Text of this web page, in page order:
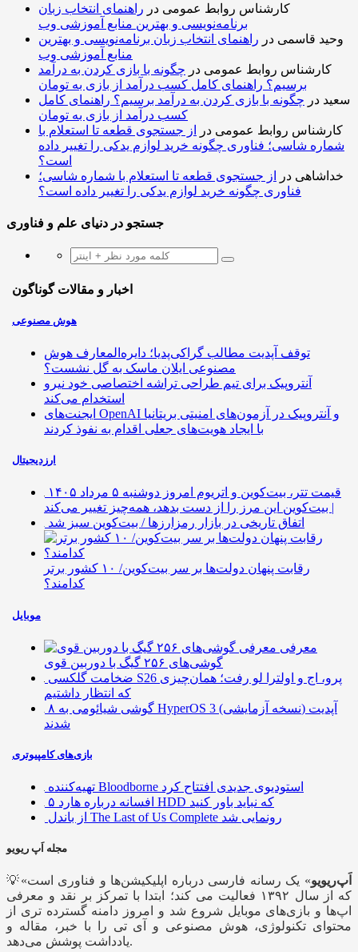
کارشناس روابط عمومی در راهنمای انتخاب زبان
برنامه‌نویسی و بهترین منابع آموزشی وب
وحید قاسمی در راهنمای انتخاب زبان برنامه‌نویسی و بهترین
منابع آموزشی وب
کارشناس روابط عمومی در چگونه با بازی کردن به درآمد
برسیم؟ راهنمای کامل کسب درآمد از بازی به تومان
سعید در چگونه با بازی کردن به درآمد برسیم؟ راهنمای کامل
کسب درآمد از بازی به تومان
کارشناس روابط عمومی در
از جستجوی قطعه تا استعلام با
شماره شاسی؛ فناوری چگونه خرید لوازم یدکی را تغییر داده
است؟
خداشاهی در
از جستجوی قطعه تا استعلام با شماره شاسی؛
فناوری چگونه خرید لوازم یدکی را تغییر داده است؟
جستجو در دنیای علم و فناوری
اخبار و مقالات گوناگون
هوش مصنوعی
توقف آپدیت مطالب گراکی‌پدیا؛ دایره‌المعارف هوش
مصنوعی ایلان ماسک به گل نشست؟
آنتروپیک برای تیم طراحی تراشه اختصاصی خود نیرو
استخدام می‌کند
ایجنت‌های OpenAI و آنتروپیک در آزمون‌های امنیتی بریتانیا
با ایجاد هویت‌های جعلی اقدام به نفوذ کردند
ارزدیجیتال
قیمت تتر، بیت‌کوین و اتریوم امروز دوشنبه ۵ مرداد ۱۴۰۵
| بیت‌کوین این مرز را از دست بدهد، همه‌چیز تغییر می‌کند
اتفاق تاریخی در بازار رمزارزها / بیت‌کوین سبز شد
رقابت پنهان دولت‌ها بر سر بیت‌کوین/ ۱۰ کشور برتر
کدامند؟
موبایل
معرفی
گوشی‌های ۲۵۶ گیگ با دوربین قوی
ضخامت گلکسی S26 پرو، اج و اولترا لو رفت؛ همان‌چیزی
که انتظار داشتیم
۸ گوشی شیائومی به HyperOS 3 (نسخه آزمایشی) آپدیت
شدند
بازی‌های کامپیوتری
تهیه‌کننده Bloodborne استودیوی جدیدی افتتاح کرد
۵ افسانه درباره هارد HDD که نباید باور کنید
از باندل The Last of Us Complete رونمایی شد
مجله اَپ ریویو
💡« اَپ‌ریویو» یک رسانه فارسی درباره اپلیکیشن‌ها و فناوری است
که از سال ۱۳۹۲ فعالیت می کند؛ ابتدا با تمرکز بر نقد و معرفی
اپ‌ها و بازی‌های موبایل شروع شد و امروز دامنه گسترده تری از
محتوای تکنولوژی، هوش مصنوعی و آی تی را با خبر، مقاله و
یادداشت پوشش می‌دهد.